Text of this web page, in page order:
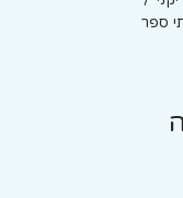
ספר